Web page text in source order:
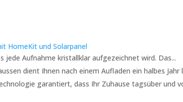
HomeKit und Solarpanel
jede Aufnahme kristallklar aufgezeichnet wird. Das...
dient Ihnen nach einem Aufladen ein halbes Jahr
garantiert, dass Ihr Zuhause tagsüber und